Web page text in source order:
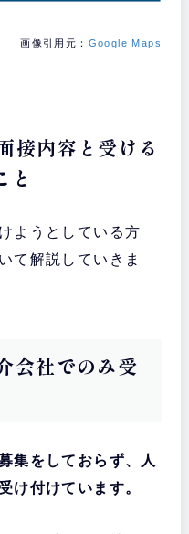
画像引用元： Google Maps
接内容と受ける
と
ようとしている方
て解説していきま
会社でのみ受
集をしておらず、人
け付けています。